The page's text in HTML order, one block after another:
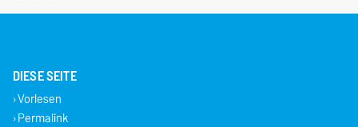
DIESE SEITE
Vorlesen
Permalink